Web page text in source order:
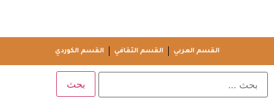
القسم العربي القسم الثقافي القسم الكوردي